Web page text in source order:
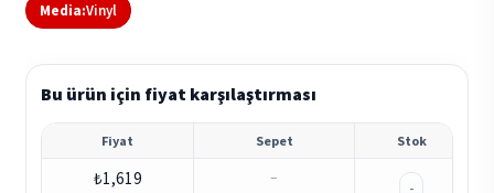
Media:Vinyl
Bu ürün için fiyat karşılaştırması
Fiyat Sepet Stok
₺1,619 –
-